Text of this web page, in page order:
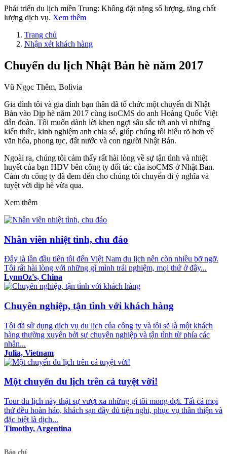
Phát triển du lịch miền Trung: Không đặt nặng số lượng, tăng chất
lượng dịch vụ. Xem thêm
Trang chủ
Nhận xét khách hàng
Chuyến du lịch Nhật Bản hè năm 2017
Vũ Ngọc Thêm, Bolivia
Gia đình tôi và gia đình bạn thân đã tổ chức một chuyến đi Nhật
Bản vào Dịp hè năm 2017 cùng isoCMS do anh Hoàng Quốc Việt
dẫn đoàn. Tôi muốn dành lời khen ngợi sâu sắc tới anh vì những
kiến thức, kinh nghiệm anh chia sẻ, giúp chúng tôi hiểu rõ hơn về
văn hóa, phong tục, đất nước và con người Nhật Bản.
Ngoài ra, chúng tôi cảm thấy rất hài lòng về sự tận tình và nhiệt
huyết của bạn HDV bên công ty đối tác của isoCMS ở Nhật Bản.
Cảm ơn công ty đã đem đến cho chúng tôi chuyến đi ý nghĩa và
tuyệt vời dịp hè vừa qua.
Xem thêm
Nhân viên nhiệt tình, chu đáo
Đây là lần đầu tiên tôi đến Việt Nam du lịch nên còn nhiều bỡ ngỡ.
Tôi rất hài lòng với những gì mình trải nghiệm, mọi thứ ở đây...
LynnOz's, China
Chuyên nghiệp, tận tình với khách hàng
Tôi đã sử dụng dịch vụ du lịch của công ty và tôi sẽ là một khách
hàng thường xuyên bởi sự chuyên nghiệp và tận tình từ phía các
nhân...
Julia, Vietnam
Một chuyến du lịch trên cả tuyệt vời!
Tour du lịch này thật sự vượt xa những gì tôi mong đợi. Tất cả mọi
thứ đều hoàn hảo, khách sạn đầy đủ tiện nghi, phục vụ thân thiện và
đặc biệt là dịch...
Timothy, Argentina
Báo chí